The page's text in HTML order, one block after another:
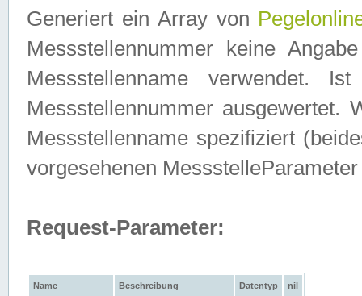
Generiert ein Array von
Messstellennummer keine
Messstellenname verwendet.
Messstellennummer ausgewertet.
Messstellenname spezifiziert
vorgesehenen
Request-Parameter:
Name Beschreibung Datentyp nil